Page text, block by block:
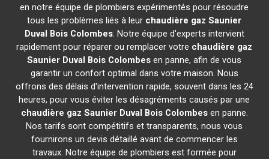
en notre équipe de plombiers expérimentés pour résoudre
tous les problèmes liés à leur chaudière gaz Saunier
Duval Bois Colombes. Notre équipe d'experts intervient
rapidement pour réparer ou remplacer votre chaudière gaz
Saunier Duval Bois Colombes en panne, afin de vous
garantir un confort optimal dans votre maison. Nous
offrons des délais d'intervention rapide, souvent dans les 24
heures, pour vous éviter les désagréments causés par une
chaudière gaz Saunier Duval Bois Colombesen panne.
Nos tarifs sont compétitifs et transparents, nous vous
fournirons un devis détaillé avant de commencer les
travaux. Notre équipe de plombiers est formée pour